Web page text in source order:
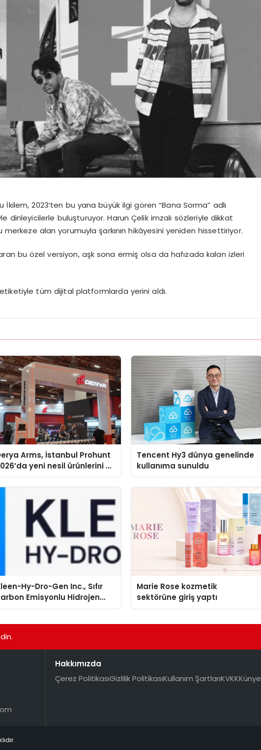
2023’ten bu yana büyük ilgi gören “Bana Sorma” adlı
dinleyicilerle buluşturuyor. Harun Çelik imzalı sözleriyle dikkat
alan yorumuyla şarkının hikâyesini yeniden hissettiriyor.
bu özel versiyon, aşk sona ermiş olsa da hafızada kalan izleri
tüm dijital platformlarda yerini aldı.
Arms, İstanbul Prohunt
yeni nesil ürünlerini ve
marka vizyonunu
Tencent Hy3 dünya genelinde
kullanıma sunuldu
Hy-Dro-Gen Inc., Sıfır
Emisyonlu Hidrojen
Teknolojisinde ISO ve
Marie Rose kozmetik
sektörüne giriş yaptı
Hakkımızda
Çerez PolitikasıGizlilik PolitikasıKullanım ŞartlarıKVKKKünye